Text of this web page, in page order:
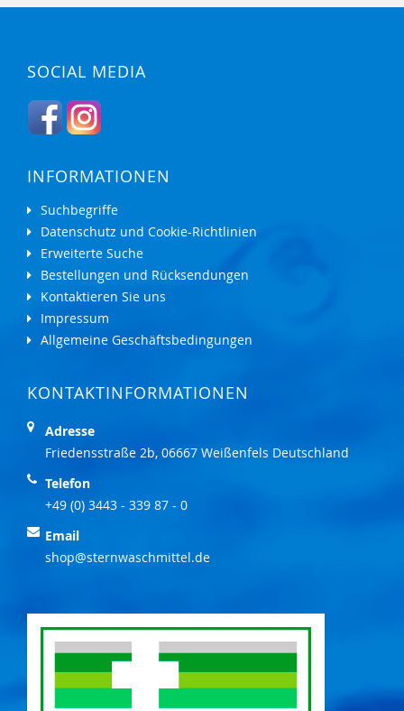
SOCIAL MEDIA
INFORMATIONEN
Suchbegriffe
Datenschutz und Cookie-Richtlinien
Erweiterte Suche
Bestellungen und Rücksendungen
Kontaktieren Sie uns
Impressum
Allgemeine Geschäftsbedingungen
KONTAKTINFORMATIONEN
Adresse
Friedensstraße 2b, 06667 Weißenfels Deutschland
Telefon
+49 (0) 3443 - 339 87 - 0
Email
shop@sternwaschmittel.de